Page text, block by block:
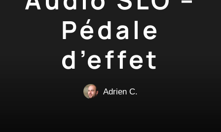
Pédale
d’effet
Adrien C.